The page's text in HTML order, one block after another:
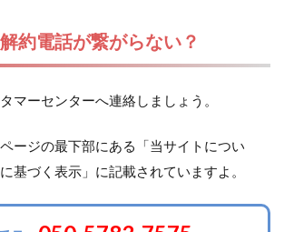
約電話が繋がらない？
マーセンターへ連絡しましょう。
ージの最下部にある「当サイトについ
基づく表示」に記載されていますよ。